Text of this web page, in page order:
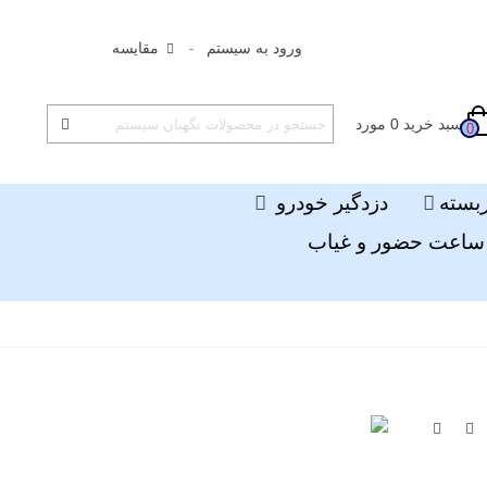
ورود به سیستم مقایسه
0 سبد خرید 0 مورد
دزدگیر خودرو
ساعت حضور و غیاب